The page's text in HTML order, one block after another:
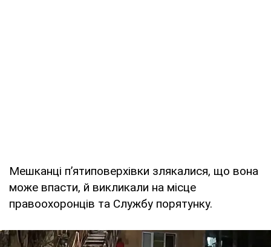
Мешканці п’ятиповерхівки злякалися, що вона
може впасти, й викликали на місце
правоохоронців та Службу порятунку.